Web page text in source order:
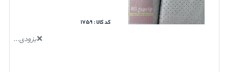
کد کالا : ۱۷۵۹
بزودی...